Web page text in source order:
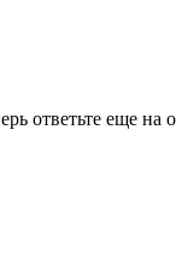
ответьте еще на